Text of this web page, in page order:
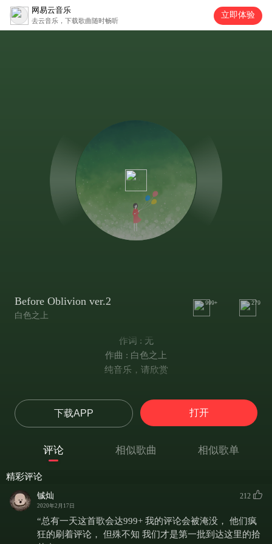
网易云音乐
去云音乐，下载歌曲随时畅听
立即体验
Before Oblivion ver.2
白色之上
999+ 279
作词 : 无
作曲 : 白色之上
纯音乐，请欣赏
下载APP 打开
评论 相似歌曲 相似歌单
精彩评论
铖灿
2020年2月17日
212
“总有一天这首歌会达999+ 我的评论会被淹没， 他们疯
狂的刷着评论， 但殊不知 我们才是第一批到达这里的拾